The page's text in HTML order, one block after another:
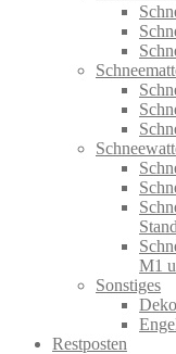
M1
Sonstiges
Restposten